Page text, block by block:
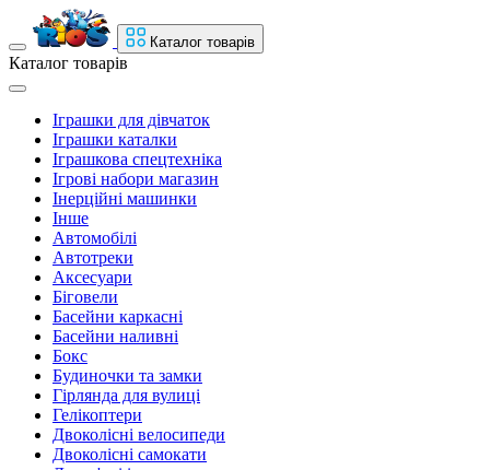
Каталог товарів
Каталог товарів
Іграшки для дівчаток
Іграшки каталки
Іграшкова спецтехніка
Ігрові набори магазин
Інерційні машинки
Інше
Автомобілі
Автотреки
Аксесуари
Біговели
Басейни каркасні
Басейни наливні
Бокс
Будиночки та замки
Гірлянда для вулиці
Гелікоптери
Двоколісні велосипеди
Двоколісні самокати